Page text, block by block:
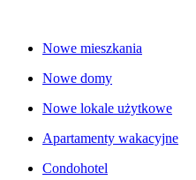
Nowe mieszkania
Nowe domy
Nowe lokale użytkowe
Apartamenty wakacyjne
Condohotel